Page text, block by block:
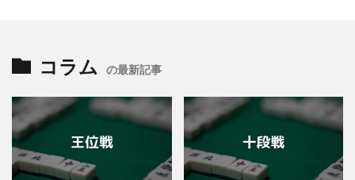
コラム の最新記事